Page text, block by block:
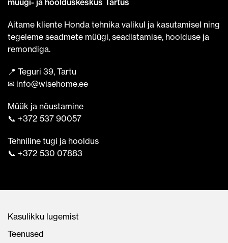
müügi- ja hoolduskeskus Tartus
Aitame kliente Honda tehnika valikul ja kasutamisel ning
tegeleme seadmete müügi, seadistamise, hoolduse ja
remondiga.
📍 Teguri 39, Tartu
✉ info@wisehome.ee
Müük ja nõustamine
📞 +372 537 90057
Tehniline tugi ja hooldus
📞 +372 530 07883
Kasulikku lugemist
Teenused